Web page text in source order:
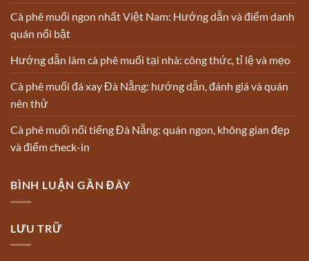
Cà phê muối ngon nhất Việt Nam: Hướng dẫn và điểm danh
quán nổi bật
Hướng dẫn làm cà phê muối tại nhà: công thức, tỉ lệ và mẹo
Cà phê muối đá xay Đà Nẵng: hướng dẫn, đánh giá và quán
nên thử
Cà phê muối nổi tiếng Đà Nẵng: quán ngon, không gian đẹp
và điểm check-in
BÌNH LUẬN GẦN ĐÂY
LƯU TRỮ